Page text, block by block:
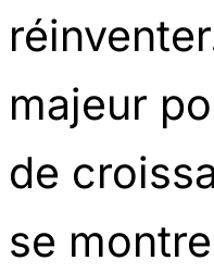
majeur
de
se